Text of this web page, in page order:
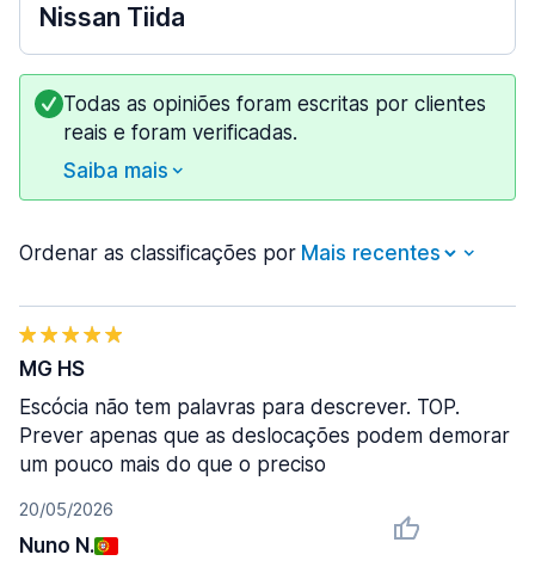
Nissan Tiida
Todas as opiniões foram escritas por clientes
reais e foram verificadas.
Saiba mais
Ordenar as classificações por
20/05/2026
Nuno N.
MG HS
Escócia não tem palavras para descrever. TOP.
Prever apenas que as deslocações podem demorar
um pouco mais do que o preciso